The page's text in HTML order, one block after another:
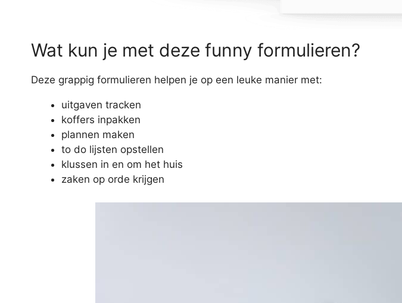
Wat kun je met deze funny formulieren?
Deze grappig formulieren helpen je op een leuke manier met:
uitgaven tracken
koffers inpakken
plannen maken
to do lijsten opstellen
klussen in en om het huis
zaken op orde krijgen